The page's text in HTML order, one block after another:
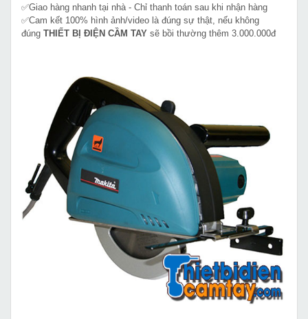
✅Giao hàng nhanh tại nhà - Chỉ thanh toán sau khi nhận hàng
✅Cam kết 100% hình ảnh/video là đúng sự thật, nếu không
đúng THIẾT BỊ ĐIỆN CẦM TAY sẽ bồi thường thêm 3.000.000đ